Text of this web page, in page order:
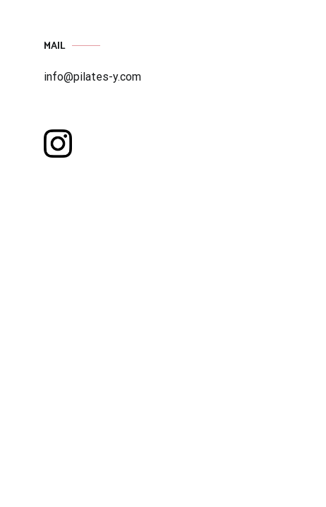
MAIL
info@pilates-y.com